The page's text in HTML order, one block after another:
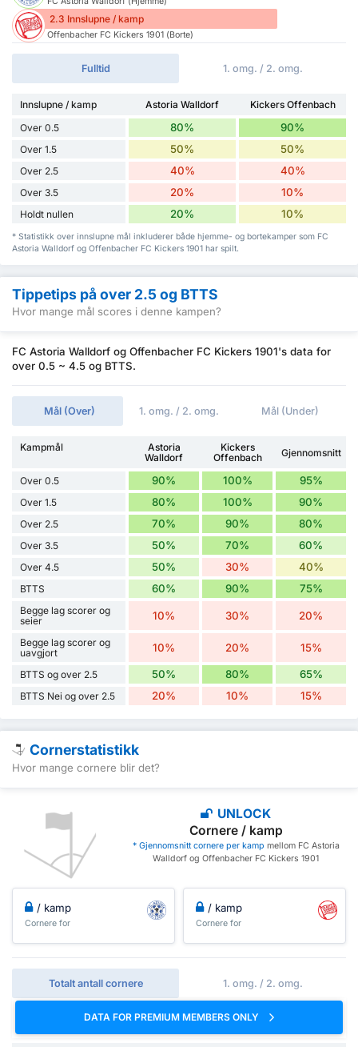
2.3 Innslupne / kamp
Offenbacher FC Kickers 1901 (Borte)
Fulltid 1. omg. / 2. omg.
Innslupne / kamp Astoria Walldorf
Kickers Offenbach
Over 0.5
80% 90%
Over 1.5 50% 50%
Over 2.5 40% 40%
Over 3.5 20% 10%
Holdt nullen 20% 10%
* Statistikk over innslupne mål inkluderer både hjemme- og bortekamper som FC
Astoria Walldorf og Offenbacher FC Kickers 1901 har spilt.
Tippetips på over 2.5 og BTTS
Hvor mange mål scores i denne kampen?
FC Astoria Walldorf og Offenbacher FC Kickers 1901's data for
over 0.5 ~ 4.5 og BTTS.
Mål (Over) 1. omg. / 2. omg. Mål (Under)
Kampmål
Astoria
Walldorf
Kickers
Offenbach
Gjennomsnitt
Over 0.5 90% 100% 95%
Over 1.5 80% 100% 90%
Over 2.5 70% 90% 80%
Over 3.5 50% 70% 60%
Over 4.5 50% 30% 40%
BTTS 60% 90% 75%
Begge lag scorer og
seier
10% 30% 20%
Begge lag scorer og
uavgjort
10% 20% 15%
BTTS og over 2.5 50% 80% 65%
BTTS Nei og over 2.5 20% 10% 15%
Cornerstatistikk
Hvor mange cornere blir det?
UNLOCK
Cornere / kamp
* Gjennomsnitt cornere per kamp mellom FC Astoria
Walldorf og Offenbacher FC Kickers 1901
/ kamp
Cornere for
/ kamp
Cornere for
Totalt antall cornere 1. omg. / 2. omg.
DATA FOR PREMIUM MEMBERS ONLY